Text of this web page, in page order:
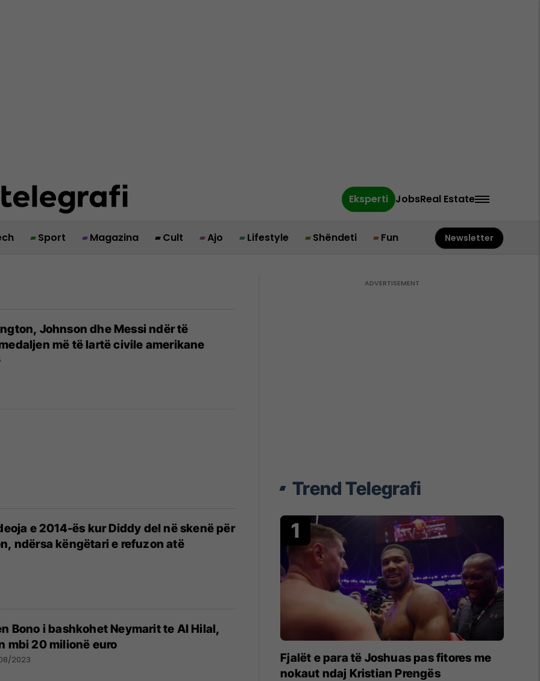
Eksperti JobsReal Estate
Sport Magazina Cult Ajo Lifestyle Shëndeti Fun Newsletter
Johnson dhe Messi ndër të
më të lartë civile amerikane
e 2014-ës kur Diddy del në skenë për
ndërsa këngëtari e refuzon atë
Bono i bashkohet Neymarit te Al Hilal,
mbi 20 milionë euro
2023
Trend Telegrafi
Fjalët e para të Joshuas pas fitores me
nokaut ndaj Kristian Prengës